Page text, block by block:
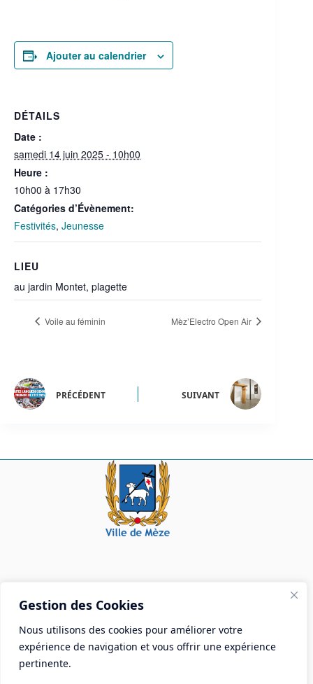
Gestion des Cookies
Nous utilisons des cookies pour améliorer votre
expérience de navigation et vous offrir une expérience
pertinente.
Ajouter au calendrier
DÉTAILS
Date :
samedi 14 juin 2025 - 10h00
Heure :
10h00 à 17h30
Catégories d’Évènement:
Festivités, Jeunesse
LIEU
au jardin Montet, plagette
Voile au féminin Mèz’Electro Open Air
PRÉCÉDENT SUIVANT
Mairie de Mèze
Place Aristide Briand - BP 28 34140 Mèze
Tél :04 67 18 30 30
Mail :